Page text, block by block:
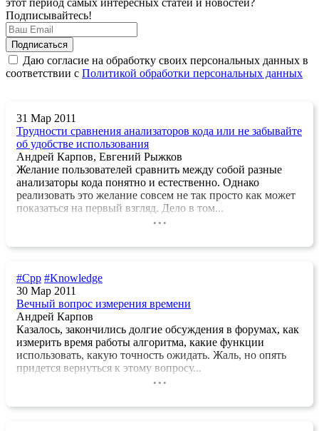
этот период самых интересных статей и новостей?
Подписывайтесь!
Даю согласие на обработку своих персональных данных в
соответствии с Политикой обработки персональных данных
31 Мар 2011
Трудности сравнения анализаторов кода или не забывайте
об удобстве использования
Андрей Карпов, Евгений Рыжков
Желание пользователей сравнить между собой разные
анализаторы кода понятно и естественно. Однако
реализовать это желание совсем не так просто как может
показаться на первый взгляд. Дело в том...
...
#Cpp #Knowledge
30 Мар 2011
Вечный вопрос измерения времени
Андрей Карпов
Казалось, закончились долгие обсуждения в форумах, как
измерить время работы алгоритма, какие функции
использовать, какую точность ожидать. Жаль, но опять
придется вернуться к этому вопросу...
...